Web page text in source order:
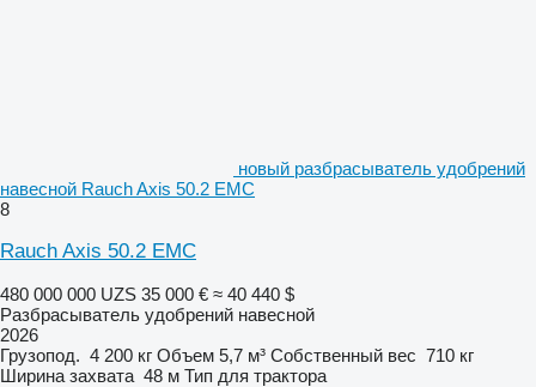
новый разбрасыватель удобрений
навесной Rauch Axis 50.2 EMC
8
Rauch Axis 50.2 EMC
480 000 000 UZS 35 000 € ≈ 40 440 $
Разбрасыватель удобрений навесной
2026
Грузопод. 4 200 кг Объем 5,7 м³ Собственный вес 710 кг
Ширина захвата 48 м Тип для трактора